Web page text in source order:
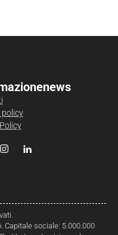
policy
Capitale sociale: 5.000.000